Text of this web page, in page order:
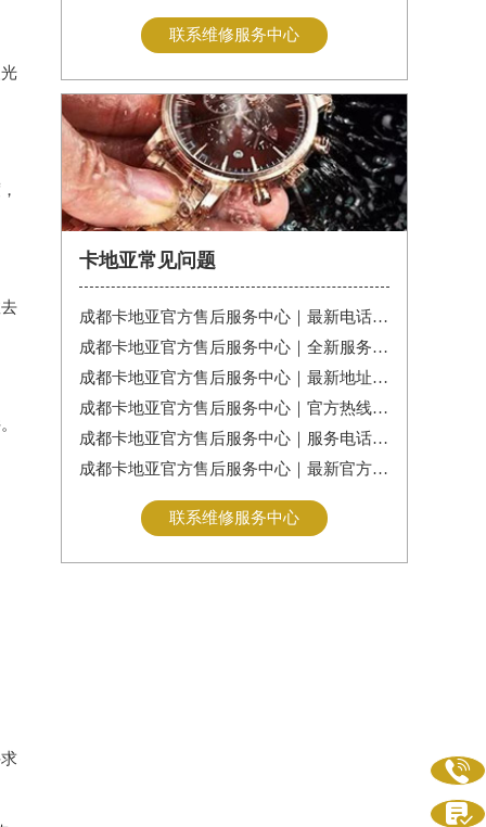
联系维修服务中心
卡地亚常见问题
成都卡地亚官方售后服务中心｜最新电话和维修门店地址权威信息公告（2026年7月最新）
成都卡地亚官方售后服务中心｜全新服务热线及门店地址权威信息公告（2026年7月最新）
成都卡地亚官方售后服务中心｜最新地址及服务热线权威信息通告（2026年7月最新）
成都卡地亚官方售后服务中心｜官方热线与门店地址权威信息公示（2026年7月最新）
成都卡地亚官方售后服务中心｜服务电话及全部地址权威信息公告（2026年7月最新）
成都卡地亚官方售后服务中心｜最新官方电话和维修地址权威信息通告（2026年7月最新）
联系维修服务中心

